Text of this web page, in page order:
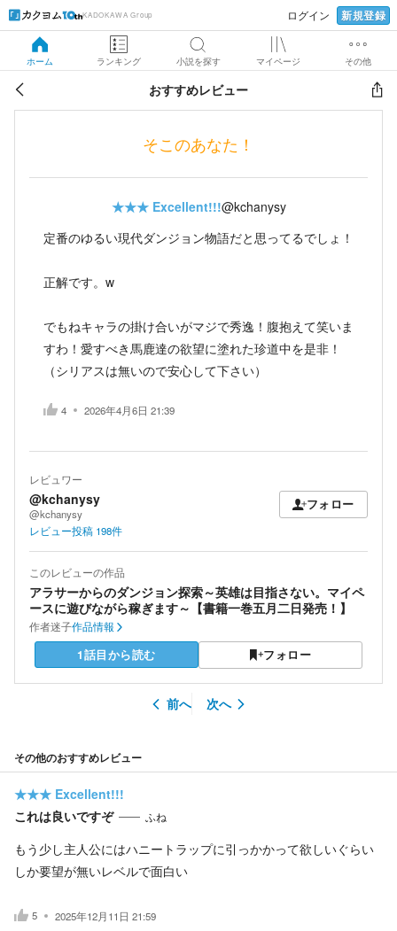
KADOKAWA Group ログイン 新規登録
ホーム ランキング 小説を探す マイページ その他
おすすめレビュー
そこのあなた！
★★★ Excellent!!!@kchanysy
定番のゆるい現代ダンジョン物語だと思ってるでしょ！
正解です。w
でもねキャラの掛け合いがマジで秀逸！腹抱えて笑いま
すわ！愛すべき馬鹿達の欲望に塗れた珍道中を是非！
（シリアスは無いので安心して下さい）
4 2026年4月6日 21:39
レビュワー
@kchanysy
@kchanysy
フォロー
レビュー投稿 198件
このレビューの作品
アラサーからのダンジョン探索～英雄は目指さない。マイペ
ースに遊びながら稼ぎます～【書籍一巻五月二日発売！】
作者迷子作品情報
1話目から読む フォロー
前へ 次へ
その他のおすすめレビュー
★★★ Excellent!!!
これは良いですぞ
ふね
もう少し主人公にはハニートラップに引っかかって欲しいぐらい
しか要望が無いレベルで面白い
5 2025年12月11日 21:59